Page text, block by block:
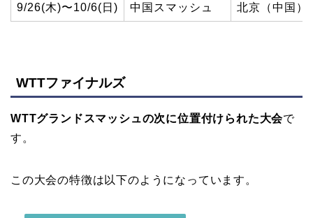
9/26(木)〜10/6(日) 中国スマッシュ 北京（中国）
WTTファイナルズ
WTTグランドスマッシュの次に位置付けられた大会で
す。
この大会の特徴は以下のようになっています。